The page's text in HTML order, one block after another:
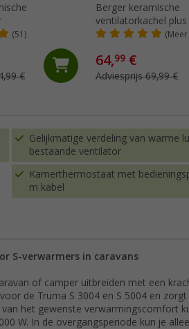
(51)
€
Berger keramische
ventilatorkachel plus
64,99 €
Adviesprijs 69,99 €
Gelijkmatige verdeling van warme
bestaande ventilator
Kamerthermostaat met
m kabel
S-verwarmers in caravans
of camper uitbreiden met een
de Truma S 3004 en S 5004 en zorgt
het gewenste verwarmingscomfort
W. In de overgangsperiode kun je